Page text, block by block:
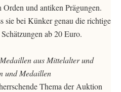
und antiken Prägungen.
sie bei Künker genau die richtige
ab 20 Euro.
aus Mittelalter und
und Medaillen
Thema der Auktion